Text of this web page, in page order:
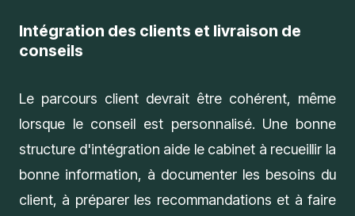
Intégration des clients et livraison de
conseils
Le parcours client devrait être cohérent, même
lorsque le conseil est personnalisé. Une bonne
structure d'intégration aide le cabinet à recueillir la
bonne information, à documenter les besoins du
client, à préparer les recommandations et à faire